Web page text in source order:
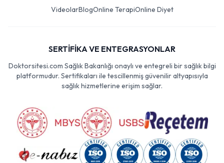
VideolarBlogOnline TerapiOnline Diyet
SERTİFİKA VE ENTEGRASYONLAR
Doktorsitesi.com Sağlık Bakanlığı onaylı ve entegreli bir sağlık bilgi
platformudur. Sertifikaları ile tescillenmiş güvenilir altyapısıyla
sağlık hizmetlerine erişim sağlar.